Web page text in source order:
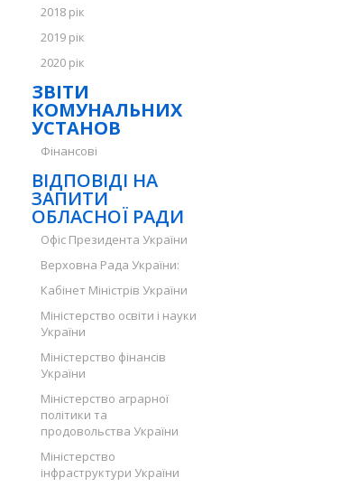
2018 рік
2019 рік
2020 рік
ЗВІТИ
КОМУНАЛЬНИХ
УСТАНОВ
Фінансові
ВІДПОВІДІ НА
ЗАПИТИ
ОБЛАСНОЇ РАДИ
Офіс Президента України
Верховна Рада України:
Кабінет Міністрів України
Міністерство освіти і науки
України
Міністерство фінансів
України
Міністерство аграрної
політики та
продовольства України
Міністерство
інфраструктури України